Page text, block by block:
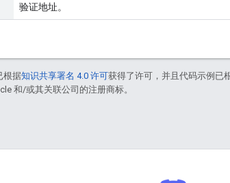
验证地址。
根据知识共享署名 4.0 许可获得了许可，并且代码示例已
和/或其关联公司的注册商标。